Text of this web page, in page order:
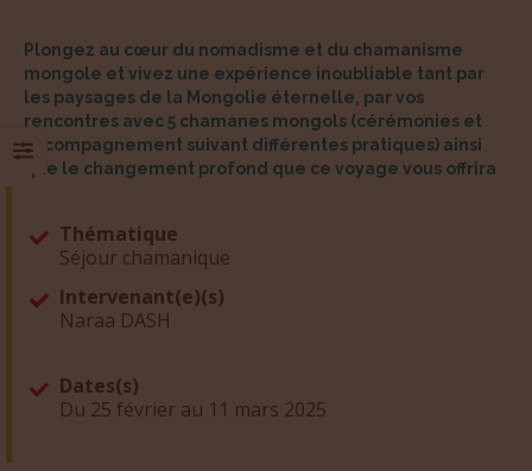
Plongez au cœur du nomadisme et du chamanisme
mongole et vivez une expérience inoubliable tant par
les paysages de la Mongolie éternelle, par vos
rencontres avec 5 chamanes mongols (cérémonies et
accompagnement suivant différentes pratiques) ainsi
que le changement profond que ce voyage vous offrira
Thématique
Séjour chamanique
Intervenant(e)(s)
Naraa DASH
Dates(s)
Du 25 février au 11 mars 2025